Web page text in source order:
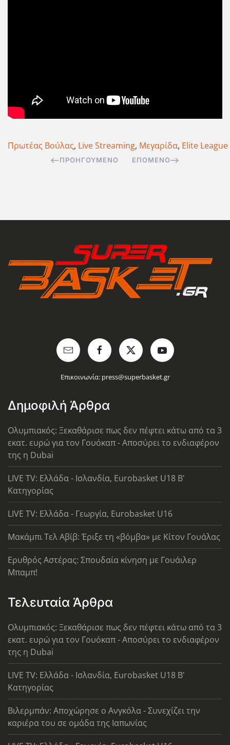
Πρωτέας Βούλας, Live Streaming, Μεγαρίδα, Elite League
ΠΡΟΗΓΟΎΜΕΝΟ ΕΠΌΜΕΝΟ
Επικοινωνία: press@superbasket.gr
Δημοφιλή Άρθρα
Ολυμπιακός: Ξεκαθάρισε πως δεν πέφτει κάτω από τα 3
εκατ. ευρώ για τον Γουόκαπ - Αποσύρει το ενδιαφέρον
της η Dubai
LIVE TV: Ελλάδα - Ισλανδία, Eurobasket U18 Β'
Κατηγορίας
LIVE TV: Ελλάδα - Γεωργία, Eurobasket U16
Μακάμπι Τελ Αβίβ: Έριξε τη «βόμβα» με Κίτον Γουάλας
Ερυθρός Αστέρας: Σπουδαία κίνηση με Γουάιλερ
Μπαμπ!
Τελευταία Άρθρα
Ολυμπιακός: Ξεκαθάρισε πως δεν πέφτει κάτω από τα 3
εκατ. ευρώ για τον Γουόκαπ - Αποσύρει το ενδιαφέρον
της η Dubai
LIVE TV: Ελλάδα - Ισλανδία, Eurobasket U18 Β'
Κατηγορίας
Βιλερμπάν: Αποχώρησε ο Ανγκόλα - Συνεχίζει την
καριέρα του σε ομάδα της Ιαπωνίας